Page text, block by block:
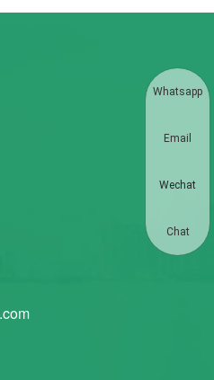
Whatsapp
Email
Wechat
Chat